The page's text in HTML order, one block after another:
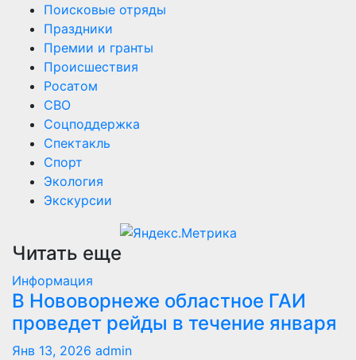
Поисковые отряды
Праздники
Премии и гранты
Происшествия
Росатом
СВО
Соцподдержка
Спектакль
Спорт
Экология
Экскурсии
Читать еще
Информация
В Нововорнеже областное ГАИ
проведет рейды в течение января
Янв 13, 2026 admin